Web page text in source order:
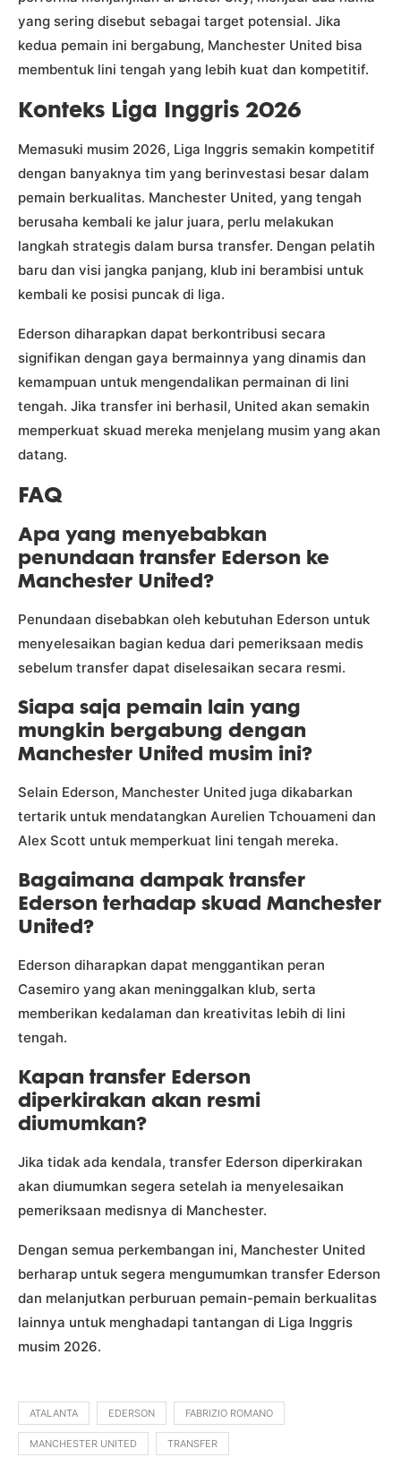
yang sering disebut sebagai target potensial. Jika
kedua pemain ini bergabung, Manchester United bisa
membentuk lini tengah yang lebih kuat dan kompetitif.
Konteks Liga Inggris 2026
Memasuki musim 2026, Liga Inggris semakin kompetitif
dengan banyaknya tim yang berinvestasi besar dalam
pemain berkualitas. Manchester United, yang tengah
berusaha kembali ke jalur juara, perlu melakukan
langkah strategis dalam bursa transfer. Dengan pelatih
baru dan visi jangka panjang, klub ini berambisi untuk
kembali ke posisi puncak di liga.
Ederson diharapkan dapat berkontribusi secara
signifikan dengan gaya bermainnya yang dinamis dan
kemampuan untuk mengendalikan permainan di lini
tengah. Jika transfer ini berhasil, United akan semakin
memperkuat skuad mereka menjelang musim yang akan
datang.
FAQ
Apa yang menyebabkan
penundaan transfer Ederson ke
Manchester United?
Penundaan disebabkan oleh kebutuhan Ederson untuk
menyelesaikan bagian kedua dari pemeriksaan medis
sebelum transfer dapat diselesaikan secara resmi.
Siapa saja pemain lain yang
mungkin bergabung dengan
Manchester United musim ini?
Selain Ederson, Manchester United juga dikabarkan
tertarik untuk mendatangkan Aurelien Tchouameni dan
Alex Scott untuk memperkuat lini tengah mereka.
Bagaimana dampak transfer
Ederson terhadap skuad Manchester
United?
Ederson diharapkan dapat menggantikan peran
Casemiro yang akan meninggalkan klub, serta
memberikan kedalaman dan kreativitas lebih di lini
tengah.
Kapan transfer Ederson
diperkirakan akan resmi
diumumkan?
Jika tidak ada kendala, transfer Ederson diperkirakan
akan diumumkan segera setelah ia menyelesaikan
pemeriksaan medisnya di Manchester.
Dengan semua perkembangan ini, Manchester United
berharap untuk segera mengumumkan transfer Ederson
dan melanjutkan perburuan pemain-pemain berkualitas
lainnya untuk menghadapi tantangan di Liga Inggris
musim 2026.
ATALANTA EDERSON FABRIZIO ROMANO
MANCHESTER UNITED TRANSFER